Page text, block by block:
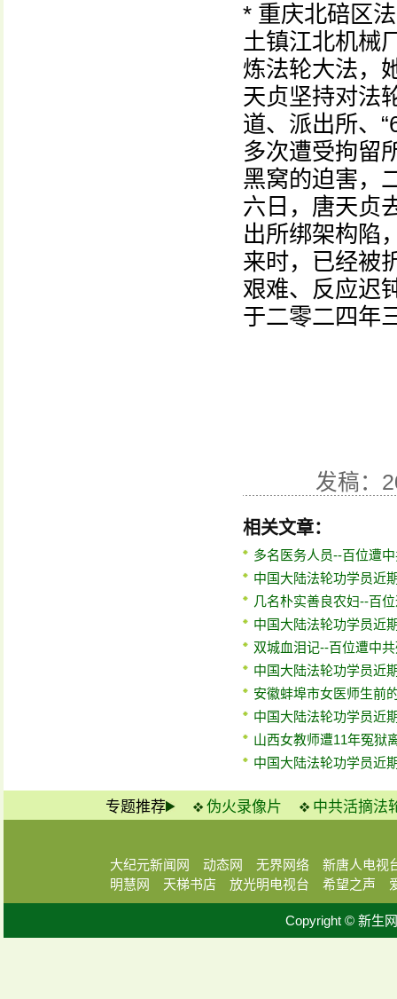
* 重庆北碚区
土镇江北机械
炼法轮大法，
天贞坚持对法
道、派出所、
多次遭受拘留
黑窝的迫害，
六日，唐天贞
出所绑架构陷
来时，已经被
艰难、反应迟
于二零二四年
发稿：
相关文章：
多名医务人员--百位遭
中国大陆法轮功学员近
几名朴实善良农妇--百
中国大陆法轮功学员近
双城血泪记--百位遭中
中国大陆法轮功学员近
安徽蚌埠市女医师生前
中国大陆法轮功学员近
山西女教师遭11年冤狱
中国大陆法轮功学员近
专题推荐 伪火录像片 中共活摘法
大纪元新闻网 动态网 无界网络
新唐人电视
明慧网
天梯书店 放光明电视台 希望之声
Copyright © 新生